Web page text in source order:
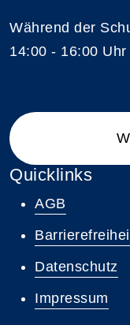
Während der
14:00 - 16:00 Uhr
Quicklinks
AGB
Datenschutz
Impressum